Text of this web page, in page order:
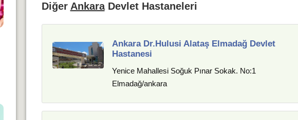
Diğer AnkaraDevlet Hastaneleri
Ankara Dr.Hulusi Alataş Elmadağ Devlet
Hastanesi
Yenice Mahallesi Soğuk Pınar Sokak. No:1
Elmadağ/ankara